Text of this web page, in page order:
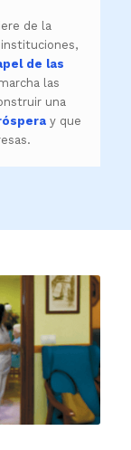
de la
de las
las
una
y que